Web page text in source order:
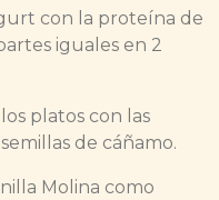
con la proteína de
iguales en 2
platos con las
de cáñamo.
Molina como